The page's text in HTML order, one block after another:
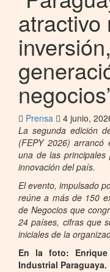
atractivo
Prensa
4 junio,
La segunda edición
(FEPY 2026) arrancó
una de las principales
innovación del país.
El evento, impulsado
reúne a más de 150
de Negocios que
24 países, cifras que
iniciales de la
En la foto:
Industrial Paraguaya.